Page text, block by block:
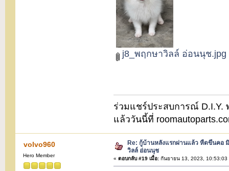
j8_พฤกษาวิลล์ อ่อนนุช.jpg
ร่วมแชร์ประสบการณ์ D.I.Y.
แล้ววันนี้ที่
volvo960
Hero Member
Re: กู้บ้านหลังแรกผ่านแล้ว หืดขึ้นคอ
วิลล์ อ่อนนุช
« ตอบกลับ #19 เมื่อ:กันยายน 13, 2023, 10:53:03